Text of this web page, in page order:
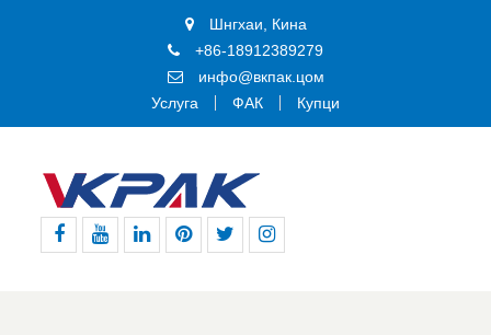
Шнгхаи, Кина
+86-18912389279
инфо@вкпак.цом
Услуга
ФАК Купци